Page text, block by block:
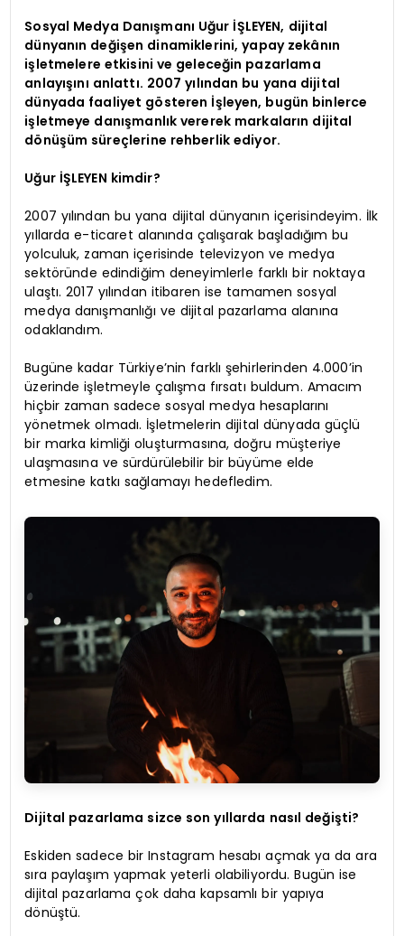
Sosyal Medya Danışmanı Uğur İŞLEYEN, dijital
dünyanın değişen dinamiklerini, yapay zekânın
işletmelere etkisini ve geleceğin pazarlama
anlayışını anlattı. 2007 yılından bu yana dijital
dünyada faaliyet gösteren İşleyen, bugün binlerce
işletmeye danışmanlık vererek markaların dijital
dönüşüm süreçlerine rehberlik ediyor.
Uğur İŞLEYEN kimdir?
2007 yılından bu yana dijital dünyanın içerisindeyim. İlk
yıllarda e-ticaret alanında çalışarak başladığım bu
yolculuk, zaman içerisinde televizyon ve medya
sektöründe edindiğim deneyimlerle farklı bir noktaya
ulaştı. 2017 yılından itibaren ise tamamen sosyal
medya danışmanlığı ve dijital pazarlama alanına
odaklandım.
Bugüne kadar Türkiye’nin farklı şehirlerinden 4.000’in
üzerinde işletmeyle çalışma fırsatı buldum. Amacım
hiçbir zaman sadece sosyal medya hesaplarını
yönetmek olmadı. İşletmelerin dijital dünyada güçlü
bir marka kimliği oluşturmasına, doğru müşteriye
ulaşmasına ve sürdürülebilir bir büyüme elde
etmesine katkı sağlamayı hedefledim.
Dijital pazarlama sizce son yıllarda nasıl değişti?
Eskiden sadece bir Instagram hesabı açmak ya da ara
sıra paylaşım yapmak yeterli olabiliyordu. Bugün ise
dijital pazarlama çok daha kapsamlı bir yapıya
dönüştü.